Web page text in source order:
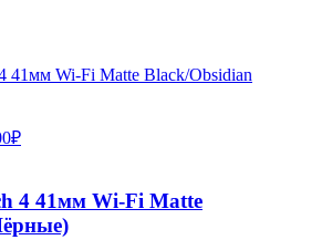
4 41мм Wi-Fi Matte